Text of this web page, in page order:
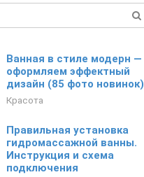
Ванная в стиле модерн —
оформляем эффектный
дизайн (85 фото новинок)
Красота
Правильная установка
гидромассажной ванны.
Инструкция и схема
подключения